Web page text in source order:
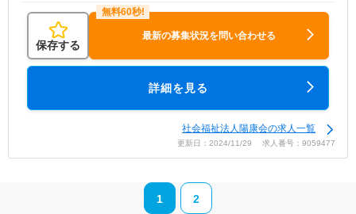
保存する
最新の募集状況を問い合わせる
詳細を見る
社会福祉法人陽康会の求人一覧
更新日：2024/11/29 求人番号：9059477
1 2